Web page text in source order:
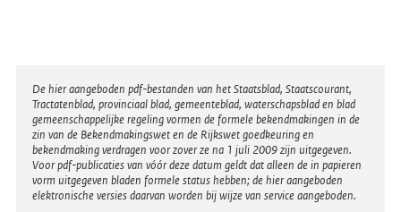
Disclaimer
De hier aangeboden pdf-bestanden van het Staatsblad, Staatscourant,
Tractatenblad, provinciaal blad, gemeenteblad, waterschapsblad en blad
gemeenschappelijke regeling vormen de formele bekendmakingen in de
zin van de Bekendmakingswet en de Rijkswet goedkeuring en
bekendmaking verdragen voor zover ze na 1 juli 2009 zijn uitgegeven.
Voor pdf-publicaties van vóór deze datum geldt dat alleen de in papieren
vorm uitgegeven bladen formele status hebben; de hier aangeboden
elektronische versies daarvan worden bij wijze van service aangeboden.